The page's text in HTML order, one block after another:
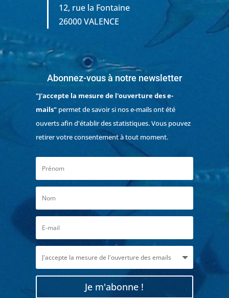
12, rue la Fontaine
26000 VALENCE
Abonnez-vous à notre newsletter
"J'accepte la mesure de l'ouverture des e-
mails"permet de savoir si nos e-mails ont été
ouverts afin d'établir des statistiques. Vous pouvez
retirer votre consentement à tout moment.
Je m'abonne !